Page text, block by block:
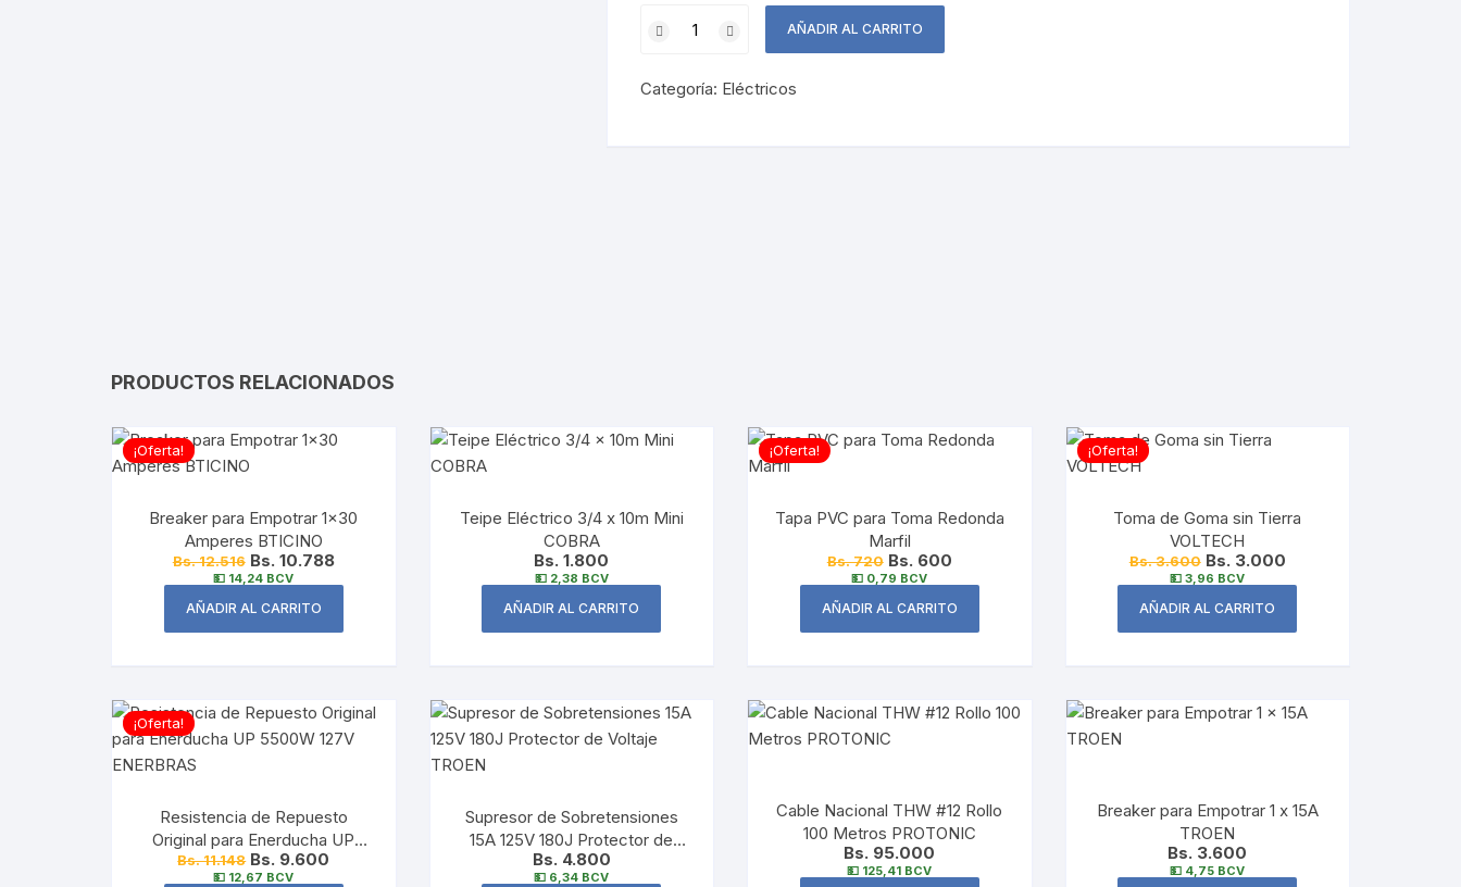
Superficial
x
AÑADIR AL CARRITO
Categoría: Eléctricos
PRODUCTOS RELACIONADOS
¡Oferta!
Breaker para Empotrar 1×30
Amperes BTICINO
Bs. 12.516Bs. 10.788
💵 14,24 BCV
AÑADIR AL CARRITO
Teipe Eléctrico 3/4 x 10m Mini
COBRA
Bs. 1.800
💵 2,38 BCV
AÑADIR AL CARRITO
¡Oferta!
Tapa PVC para Toma Redonda
Marfil
Bs. 720Bs. 600
💵 0,79 BCV
AÑADIR AL CARRITO
¡Oferta!
Toma de Goma sin Tierra
VOLTECH
Bs. 3.600Bs. 3.000
💵 3,96 BCV
AÑADIR AL CARRITO
¡Oferta!
Resistencia de Repuesto
Original para Enerducha UP
5500W 127V ENERBRAS
Bs. 11.148Bs. 9.600
💵 12,67 BCV
Supresor de Sobretensiones
15A 125V 180J Protector de
Voltaje TROEN
Bs. 4.800
💵 6,34 BCV
Cable Nacional THW #12 Rollo
100 Metros PROTONIC
Bs. 95.000
💵 125,41 BCV
Breaker para Empotrar 1 x 15A
TROEN
Bs. 3.600
💵 4,75 BCV